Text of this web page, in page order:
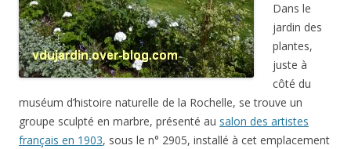
Dans le
jardin des
plantes,
juste à
côté du
muséum d’histoire naturelle de la Rochelle, se trouve un
groupe sculpté en marbre, présenté au salon des artistes
français en 1903, sous le n° 2905, installé à cet emplacement